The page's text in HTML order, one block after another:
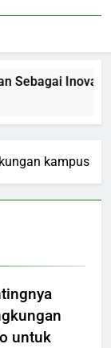
Inovasi
kampus
untuk